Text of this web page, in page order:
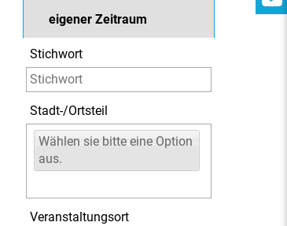
eigener Zeitraum
Stichwort
Stadt-/Ortsteil
Wählen sie bitte eine Option
aus.
Veranstaltungsort